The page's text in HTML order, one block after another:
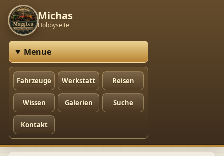
Michas
Hobbyseite
Menue
Fahrzeuge Werkstatt Reisen
Wissen Galerien Suche
Kontakt